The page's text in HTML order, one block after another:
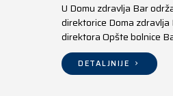
U Domu zdravlja Bar
direktorice Doma zdravlja
direktora Opšte bolnice
direktora Doma zdravlja
DETALJNIJE